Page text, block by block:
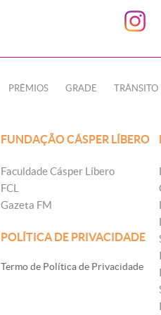
PRÊMIOS GRADE TRÂNSITO
FUNDAÇÃO CÁSPER LÍBERO
Faculdade Cásper Líbero
FCL
Gazeta FM
POLÍTICA DE PRIVACIDADE
Termo de Política de Privacidade